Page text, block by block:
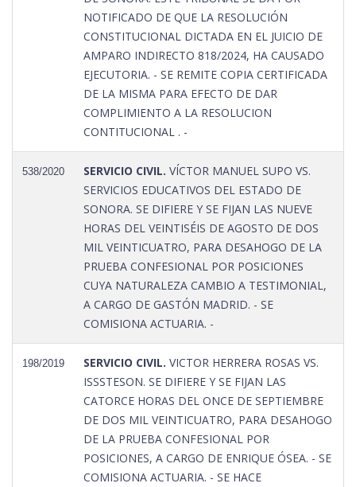
NOTIFICADO DE QUE LA RESOLUCIÓN
CONSTITUCIONAL DICTADA EN EL JUICIO DE
AMPARO INDIRECTO 818/2024, HA CAUSADO
EJECUTORIA. - SE REMITE COPIA CERTIFICADA
DE LA MISMA PARA EFECTO DE DAR
COMPLIMIENTO A LA RESOLUCION
CONTITUCIONAL . -
538/2020 SERVICIO CIVIL. VÍCTOR MANUEL SUPO VS.
SERVICIOS EDUCATIVOS DEL ESTADO DE
SONORA. SE DIFIERE Y SE FIJAN LAS NUEVE
HORAS DEL VEINTISÉIS DE AGOSTO DE DOS
MIL VEINTICUATRO, PARA DESAHOGO DE LA
PRUEBA CONFESIONAL POR POSICIONES
CUYA NATURALEZA CAMBIO A TESTIMONIAL,
A CARGO DE GASTÓN MADRID. - SE
COMISIONA ACTUARIA. -
198/2019 SERVICIO CIVIL. VICTOR HERRERA ROSAS VS.
ISSSTESON. SE DIFIERE Y SE FIJAN LAS
CATORCE HORAS DEL ONCE DE SEPTIEMBRE
DE DOS MIL VEINTICUATRO, PARA DESAHOGO
DE LA PRUEBA CONFESIONAL POR
POSICIONES, A CARGO DE ENRIQUE ÓSEA. - SE
COMISIONA ACTUARIA. - SE HACE